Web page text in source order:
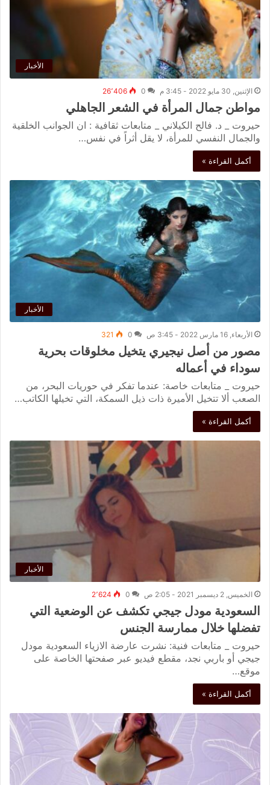
الأخبار
الإثنين, 30 مايو 2022 - 3:45 م 0 26٬406
مواطن جمال المرأة في الشعر الجاهلي
حيروت _ د. فالح الكيلاني _ متابعات ثقافية : ان الجوانب الخلقیة
والجمال النفسي للمرأة، لا یقل أثراً في نفس…
أكمل القراءة »
الأخبار
الأربعاء, 16 مارس 2022 - 3:45 ص 0
321
مصور من أصل نيجيري يتخيل مخلوقات بحرية
سوداء في أعماله
حيروت _ متابعات خاصة: عندما تفكر في حوريات البحر، من
الصعب ألا تتخيل الأميرة ذات ذيل السمكة، التي تخيلها الكاتب…
أكمل القراءة »
الأخبار
الخميس, 2 ديسمبر 2021 - 2:05 ص 0 2٬624
السعودية مودل جيجي تكشف عن الوضعية التي
تفضلها خلال ممارسة الجنس
حيروت _ متابعات فنية: نشرت عارضة الازياء السعودية ​مودل
جيجي​ أو ​باربي نجد​، مقطع فيديو عبر صفحتها الخاصة على
موقع…
أكمل القراءة »